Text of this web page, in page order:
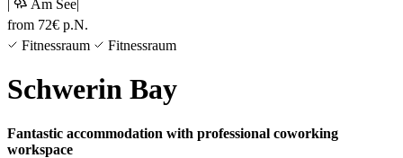
Am See
from 72€ p.N.
Fitnessraum
Fitnessraum
Schwerin Bay
Fantastic accommodation with professional coworking
workspace